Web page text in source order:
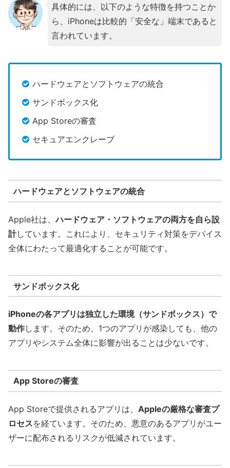
具体的には、以下のような特徴を持つことか
ら、iPhoneは比較的「安全な」端末であると
言われています。
ハードウェアとソフトウェアの統合
サンドボックス化
App Storeの審査
セキュアエンクレーブ
ハードウェアとソフトウェアの統合
Apple社は、ハードウェア・ソフトウェアの両方を自ら設
計しています。これにより、セキュリティ対策をデバイス
全体にわたって最適化することが可能です。
サンドボックス化
iPhoneの各アプリは独立した環境（サンドボックス）で
動作します。そのため、1つのアプリが感染しても、他の
アプリやシステム全体に影響が出ることは少ないです。
App Storeの審査
App Storeで提供されるアプリは、 Appleの厳格な審査プ
ロセスを経ています。そのため、悪意のあるアプリがユー
ザーに配布されるリスクが低減されています。